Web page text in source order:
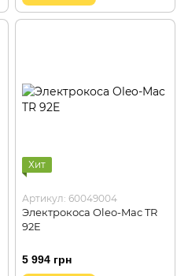
Хит
Артикул: 60049004
Электрокоса Oleo-Mac TR
92E
5 994 грн